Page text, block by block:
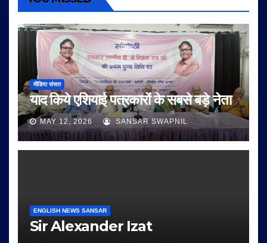
मीडिया संसार
याद किये एशियाई पत्रकारों के सबसे बड़े नेता
MAY 12, 2026 SANSAR SWAPNIL
ENGLISH NEWS SANSAR
Sir Alexander Izat